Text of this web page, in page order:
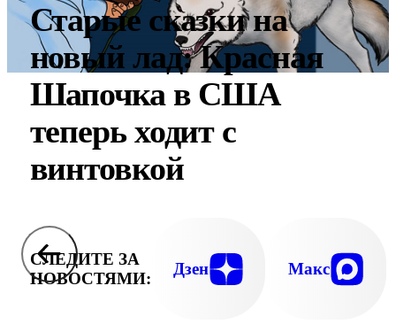
Старые сказки на
новый лад: Красная
Шапочка в США
теперь ходит с
винтовкой
СЛЕДИТЕ ЗА
НОВОСТЯМИ:
Дзен Макс